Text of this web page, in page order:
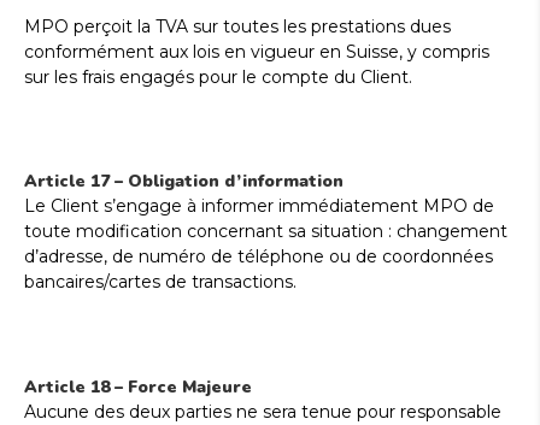
MPO perçoit la TVA sur toutes les prestations dues
conformément aux lois en vigueur en Suisse, y compris
sur les frais engagés pour le compte du Client.
Article 17 – Obligation d’information
Le Client s’engage à informer immédiatement MPO de
toute modification concernant sa situation : changement
d’adresse, de numéro de téléphone ou de coordonnées
bancaires/cartes de transactions.
Article 18 – Force Majeure
Aucune des deux parties ne sera tenue pour responsable